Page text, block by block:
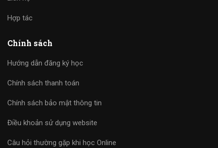
Hợp tác
Chính sách
Hướng dẫn đăng ký học
Chính sách thanh toán
Chính sách bảo mật thông tin
Điều khoản sử dụng website
Câu hỏi thường gặp khi học Online